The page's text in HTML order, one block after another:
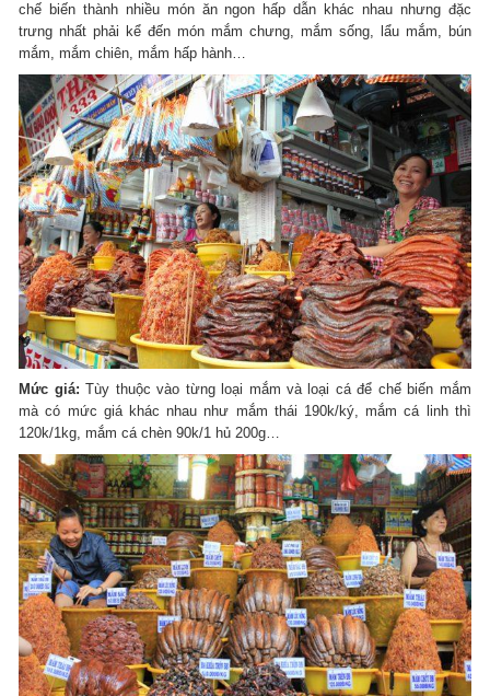
chế biến thành nhiều món ăn ngon hấp dẫn khác nhau nhưng đặc
trưng nhất phải kể đến món mắm chưng, mắm sống, lẩu mắm, bún
mắm, mắm chiên, mắm hấp hành…
Mức giá: Tùy thuộc vào từng loại mắm và loại cá để chế biến mắm
mà có mức giá khác nhau như mắm thái 190k/ký, mắm cá linh thì
120k/1kg, mắm cá chèn 90k/1 hủ 200g…